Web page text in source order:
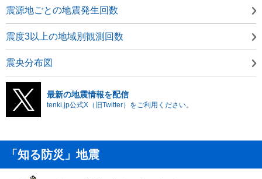
震源地ごとの地震発生回数
震度3以上の地域別観測回数
震央分布図
最新の地震情報を配信
tenki.jp公式X（旧Twitter）をご利用ください。
「知る防災」地震